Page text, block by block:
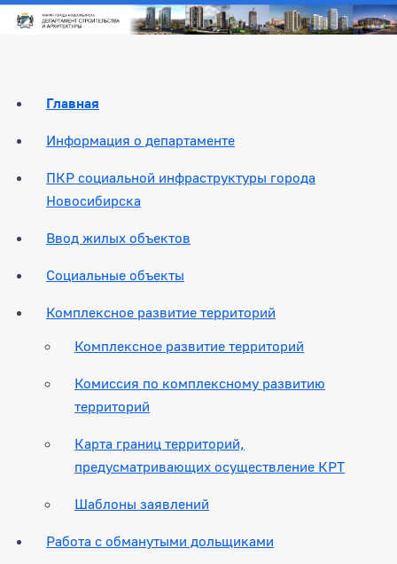
Главная
Информация о департаменте
ПКР социальной инфраструктуры города
Новосибирска
Ввод жилых объектов
Социальные объекты
Комплексное развитие территорий
Комплексное развитие территорий
Комиссия по комплексному развитию
территорий
Карта границ территорий,
предусматривающих осуществление КРТ
Шаблоны заявлений
Работа с обманутыми дольщиками